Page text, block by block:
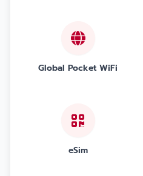
Global Pocket WiFi
eSim